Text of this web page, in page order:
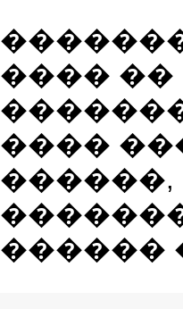
���� ��
����
������